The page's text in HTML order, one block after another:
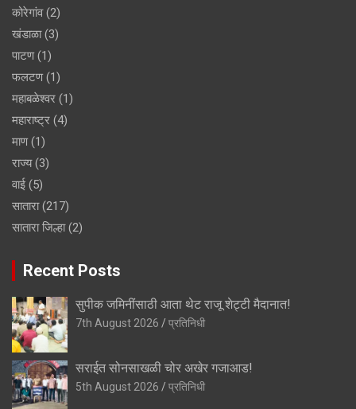
कोरेगांव(2)
खंडाळा(3)
पाटण(1)
फलटण(1)
महाबळेश्वर (1)
महाराष्ट्र (4)
माण(1)
राज्य(3)
वाई (5)
सातारा(217)
सातारा जिल्हा(2)
Recent Posts
सुपीक जमिनींसाठी आता थेट राजू शेट्टी मैदानात!
7th August 2026 प्रतिनिधी
सराईत सोनसाखळी चोर अखेर गजाआड!
5th August 2026 प्रतिनिधी